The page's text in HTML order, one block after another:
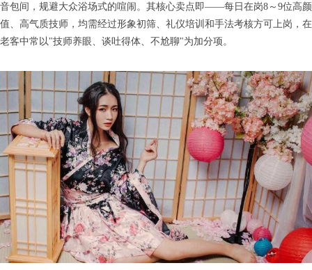
音包间，规避大众浴场式的喧闹。其核心卖点即——每日在岗8～9位高颜
值、高气质技师，均需经过形象初筛、礼仪培训和手法考核方可上岗，在
老客中常以"技师养眼、谈吐得体、不尬聊"为加分项。